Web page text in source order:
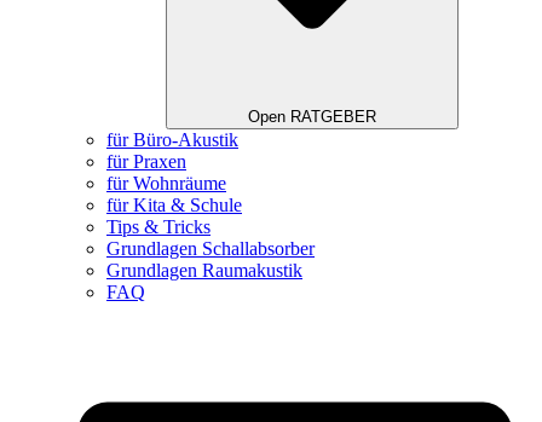
Open RATGEBER
für Büro-Akustik
für Praxen
für Wohnräume
für Kita & Schule
Tips & Tricks
Grundlagen Schallabsorber
Grundlagen Raumakustik
FAQ